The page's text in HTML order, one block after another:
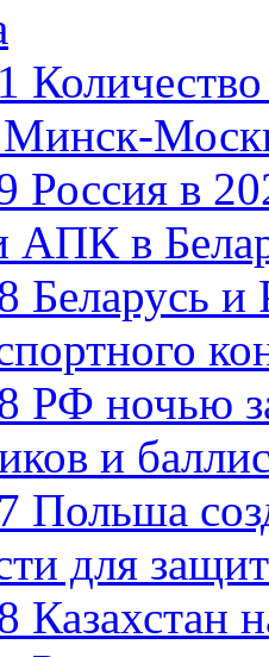
Россия в
АПК в
Беларусь и
РФ ночью
и
Польша
для
Казахстан